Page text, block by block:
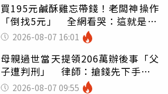
買195元鹹酥雞忘帶錢！老闆神操作
「倒找5元」 全網看哭：這就是台
灣 2026-08-07 16:01
母親過世當天提領206萬辦後事「父
子遭判刑」 律師：搶錢先下手是
罪 2026-08-07 09:55